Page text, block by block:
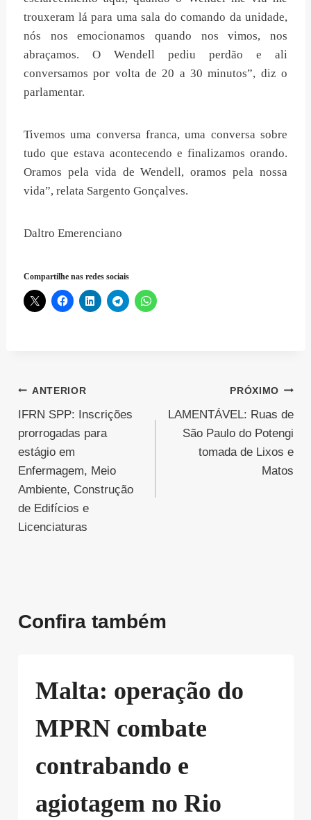
trouxeram lá para uma sala do comando da unidade,
nós nos emocionamos quando nos vimos, nos
abraçamos. O Wendell pediu perdão e ali
conversamos por volta de 20 a 30 minutos”, diz o
parlamentar.
Tivemos uma conversa franca, uma conversa sobre
tudo que estava acontecendo e finalizamos orando.
Oramos pela vida de Wendell, oramos pela nossa
vida”, relata Sargento Gonçalves.
Daltro Emerenciano
Compartilhe nas redes sociais
Navegação
de
Post
ANTERIOR
IFRN SPP: Inscrições
prorrogadas para
estágio em
Enfermagem, Meio
Ambiente, Construção
de Edifícios e
Licenciaturas
PRÓXIMO
LAMENTÁVEL: Ruas de
São Paulo do Potengi
tomada de Lixos e
Matos
Confira também
Malta: operação do
MPRN combate
contrabando e
agiotagem no Rio